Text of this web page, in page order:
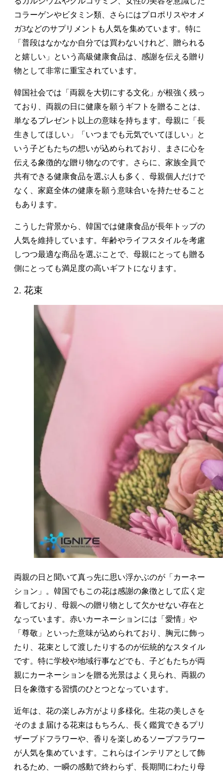
コラーゲンやビタミン類、さらにはプロポリスやオメ
ガ3などのサプリメントも人気を集めています。特に
「普段はなかなか自分では買わないけれど、贈られる
と嬉しい」という高級健康食品は、感謝を伝える贈り
物として非常に重宝されています。
韓国社会では「両親を大切にする文化」が根強く残っ
ており、両親の日に健康を願うギフトを贈ることは、
単なるプレゼント以上の意味を持ちます。母親に「長
生きしてほしい」「いつまでも元気でいてほしい」と
いう子どもたちの想いが込められており、まさに心を
伝える象徴的な贈り物なのです。さらに、家族全員で
共有できる健康食品を選ぶ人も多く、母親個人だけで
なく、家庭全体の健康を願う意味合いを持たせること
もあります。
こうした背景から、韓国では健康食品が長年トップの
人気を維持しています。年齢やライフスタイルを考慮
しつつ最適な商品を選ぶことで、母親にとっても贈る
側にとっても満足度の高いギフトになります。
2. 花束
両親の日と聞いて真っ先に思い浮かぶのが「カーネー
ション」。韓国でもこの花は感謝の象徴として広く定
着しており、母親への贈り物として欠かせない存在と
なっています。赤いカーネーションには「愛情」や
「尊敬」といった意味が込められており、胸元に飾っ
たり、花束として渡したりするのが伝統的なスタイル
です。特に学校や地域行事などでも、子どもたちが両
親にカーネーションを贈る光景はよく見られ、両親の
日を象徴する習慣のひとつとなっています。
近年は、花の楽しみ方がより多様化。生花の美しさを
そのまま届ける花束はもちろん、長く鑑賞できるプリ
ザーブドフラワーや、香りを楽しめるソープフラワー
が人気を集めています。これらはインテリアとして飾
れるため、一瞬の感動で終わらず、長期間にわたり母